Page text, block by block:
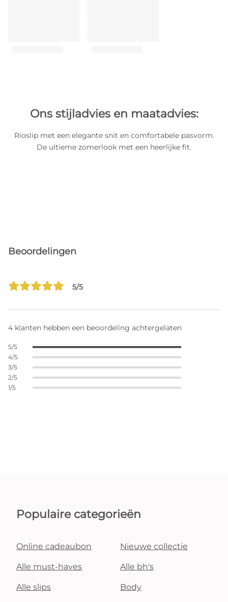
Ons stijladvies en maatadvies:
Rioslip met een elegante snit en comfortabele pasvorm.
De ultieme zomerlook met een heerlijke fit.
Beoordelingen
5/5
4 klanten hebben een beoordeling achtergelaten
5/5
4/5
3/5
2/5
1/5
Populaire categorieën
Online cadeaubon Nieuwe collectie
Alle must-haves Alle bh's
Alle slips Body